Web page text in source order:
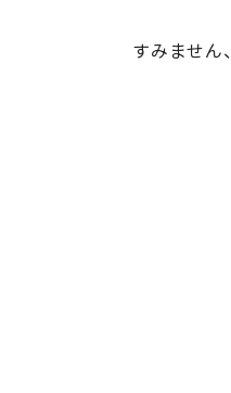
すみません、